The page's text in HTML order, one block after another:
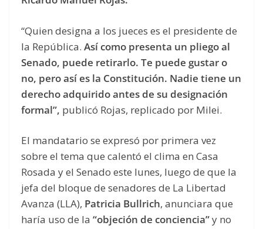
“Quien designa a los jueces es el presidente de
la República. Así como presenta un pliego al
Senado, puede retirarlo. Te puede gustar o
no, pero así es la Constitución. Nadie tiene un
derecho adquirido antes de su designación
formal”, publicó Rojas, replicado por Milei.
El mandatario se expresó por primera vez
sobre el tema que calentó el clima en Casa
Rosada y el Senado este lunes, luego de que la
jefa del bloque de senadores de La Libertad
Avanza (LLA), Patricia Bullrich, anunciara que
haría uso de la “objeción de conciencia”y no